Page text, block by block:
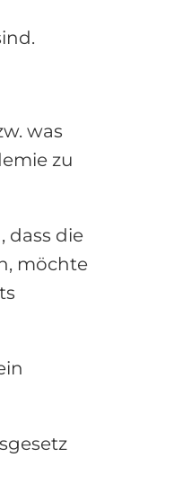
was
zu
dass die
möchte